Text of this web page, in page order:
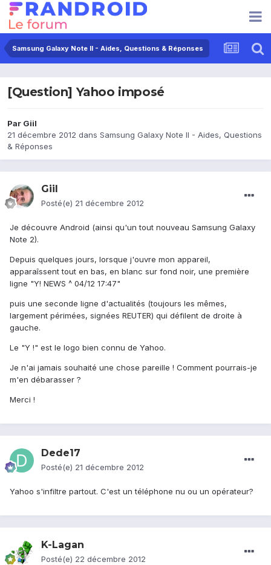
Samsung Galaxy Note II - Aides, Questions & Réponses
[Question] Yahoo imposé
Par Giil
21 décembre 2012 dans Samsung Galaxy Note II - Aides, Questions
& Réponses
Giil
Posté(e) 21 décembre 2012
Je découvre Android (ainsi qu'un tout nouveau Samsung Galaxy
Note 2).
Depuis quelques jours, lorsque j'ouvre mon appareil,
apparaîssent tout en bas, en blanc sur fond noir, une première
ligne "Y! NEWS ^ 04/12 17:47"
puis une seconde ligne d'actualités (toujours les mêmes,
largement périmées, signées REUTER) qui défilent de droite à
gauche.
Le "Y !" est le logo bien connu de Yahoo.
Je n'ai jamais souhaité une chose pareille ! Comment pourrais-je
m'en débarasser ?
Merci !
Dede17
Posté(e) 21 décembre 2012
Yahoo s'infiltre partout. C'est un téléphone nu ou un opérateur?
K-Lagan
Posté(e) 22 décembre 2012